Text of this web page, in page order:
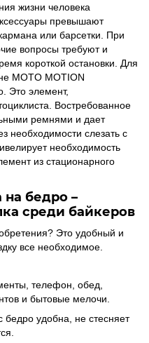
жизни человека
превышают
или барсетки. При
вопросы требуют и
короткой остановки. Для
MOTO MOTION
Это элемент,
Востребованное
ремнями и дает
необходимости слезать с
необходимость
из стационарного
на бедро –
среди байкеров
Это удобный и
все необходимое.
телефон, обед,
и бытовые мелочи.
бедро удобна, не стесняет